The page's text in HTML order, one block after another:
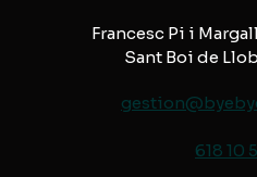
Francesc Pi i
Sant Boi de
618 10